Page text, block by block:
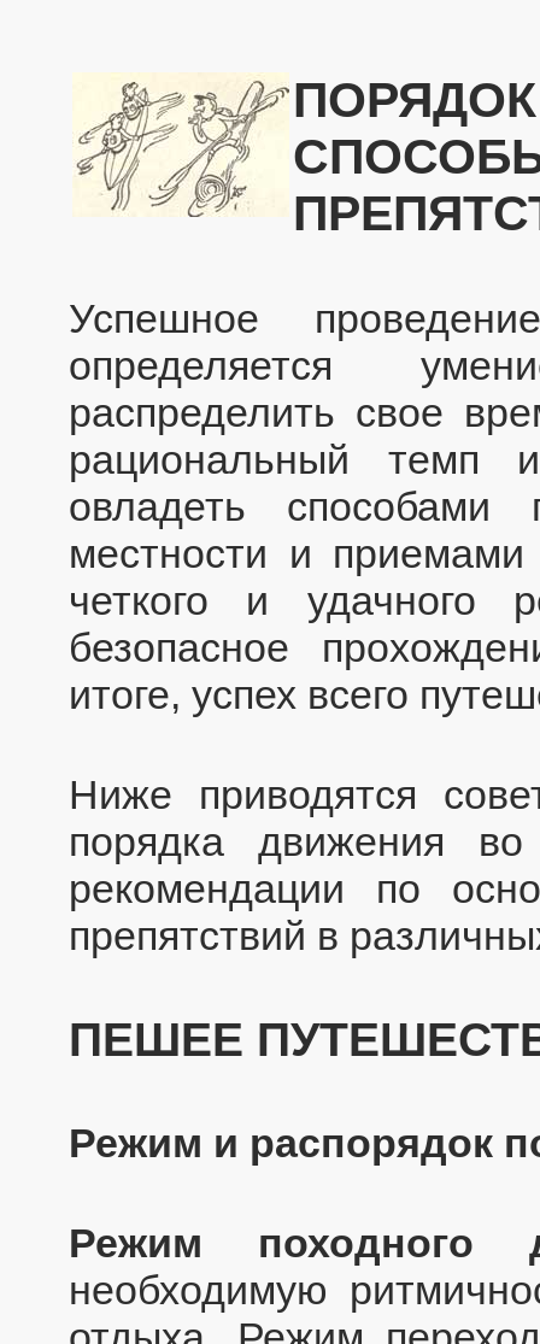
Успешное
определяется
распределить свое
рациональный темп
овладеть способами
местности и
четкого и удачного
безопасное
итоге, успех всего
Ниже приводятся
порядка движения
рекомендации по
препятствий в
ПЕШЕЕ
Режим и распорядок
Режим походного
необходимую